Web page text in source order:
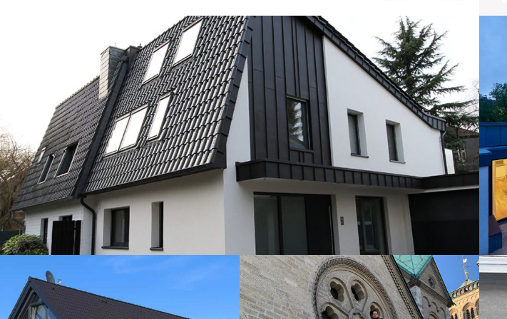
Ziegeldach, Aluminiumfassade
FASSADE
Ziegeldach, Braun –
Gaube Aluminium
Sakralgebäude,
Kupfer